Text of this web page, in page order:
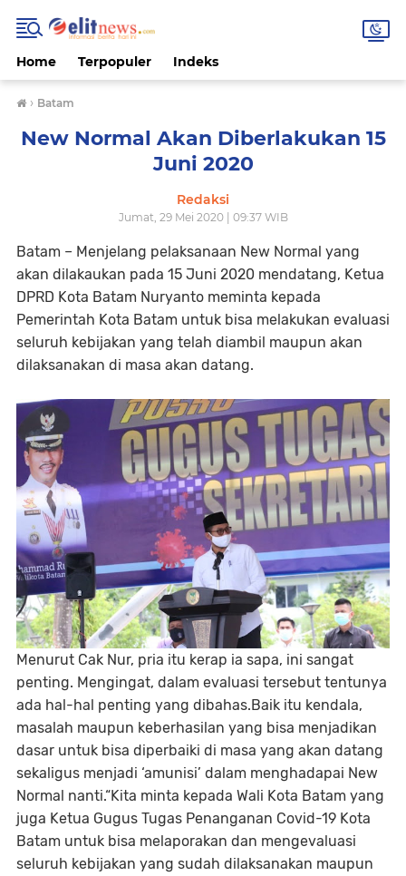
Home Terpopuler Indeks
› Batam
New Normal Akan Diberlakukan 15
Juni 2020
Redaksi
Jumat, 29 Mei 2020 | 09:37 WIB
Batam – Menjelang pelaksanaan New Normal yang
akan dilakaukan pada 15 Juni 2020 mendatang, Ketua
DPRD Kota Batam Nuryanto meminta kepada
Pemerintah Kota Batam untuk bisa melakukan evaluasi
seluruh kebijakan yang telah diambil maupun akan
dilaksanakan di masa akan datang.
Menurut Cak Nur, pria itu kerap ia sapa, ini sangat
penting. Mengingat, dalam evaluasi tersebut tentunya
ada hal-hal penting yang dibahas.Baik itu kendala,
masalah maupun keberhasilan yang bisa menjadikan
dasar untuk bisa diperbaiki di masa yang akan datang
sekaligus menjadi ‘amunisi’ dalam menghadapai New
Normal nanti.“Kita minta kepada Wali Kota Batam yang
juga Ketua Gugus Tugas Penanganan Covid-19 Kota
Batam untuk bisa melaporakan dan mengevaluasi
seluruh kebijakan yang sudah dilaksanakan maupun